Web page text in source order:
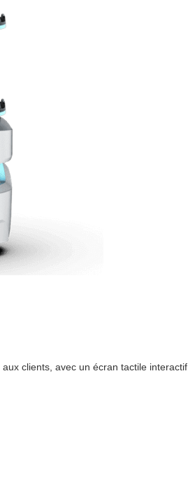
clients, avec un écran tactile interactif.